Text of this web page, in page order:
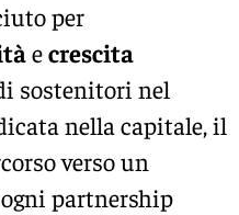
per
ecrescita
sostenitori nel
nella capitale, il
verso un
partnership